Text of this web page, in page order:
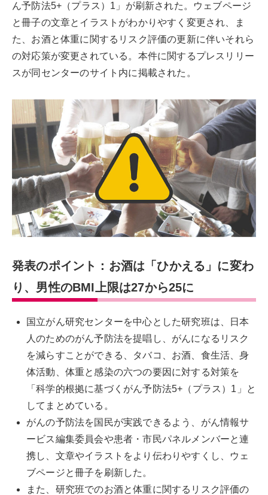
ん予防法5+（プラス）1」が刷新された。ウェブページ
と冊子の文章とイラストがわかりやすく変更され、ま
た、お酒と体重に関するリスク評価の更新に伴いそれら
の対応策が変更されている。本件に関するプレスリリー
スが同センターのサイト内に掲載された。
発表のポイント：お酒は「ひかえる」に変わ
り、男性のBMI上限は27から25に
国立がん研究センターを中心とした研究班は、日本
人のためのがん予防法を提唱し、がんになるリスク
を減らすことができる、タバコ、お酒、食生活、身
体活動、体重と感染の六つの要因に対する対策を
「科学的根拠に基づくがん予防法5+（プラス）1」と
してまとめている。
がんの予防法を国民が実践できるよう、がん情報サ
ービス編集委員会や患者・市民パネルメンバーと連
携し、文章やイラストをより伝わりやすくし、ウェ
ブページと冊子を刷新した。
また、研究班でのお酒と体重に関するリスク評価の